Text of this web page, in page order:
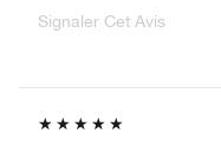
Signaler Cet Avis